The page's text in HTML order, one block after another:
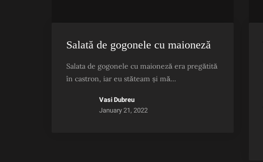
Salată de gogonele cu maioneză
Salata de gogonele cu maioneză era pregătită
în castron, iar eu stăteam și mă…
Vasi Dubreu
January 21, 2022